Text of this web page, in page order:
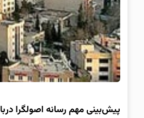
پیش‌بینی مهم رسانه اصولگرا درباره بازار مسکن تا پایان